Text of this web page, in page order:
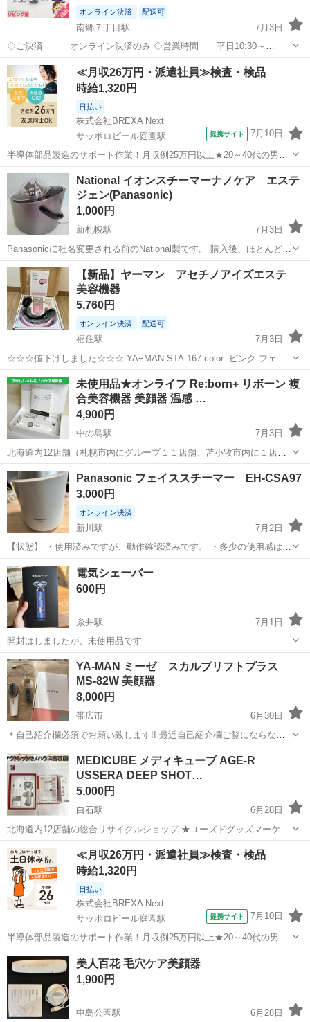
オンライン決済 配送可
南郷７丁目駅
7月3日
◇ご決済 オンライン決済のみ ◇営業時間 平日10:30～
17:30（土日祝休み） （その他季節休業あり） ◇引取
対応日 15時までの注文で最短2営業日以降 （一部商
品は予約制）...
北海道 札幌市 南郷７丁目駅 美容家電 カッター
≪月収26万円・派遣社員≫検査・検品
時給1,320円
日払い
株式会社BREXA Next
サッポロビール庭園駅
提携サイト 7月10日
半導体部品製造のサポート作業！月収例25万円以上★20～40代の男女
活躍中！座り作業！空調完備なので1年中快適作業◎マイカー通勤OK
＆無料駐車場あり★作業着無償貸与◎《北海道恵庭市》 人気の工場の
お仕事 ◇半導体部品製造作...
北海道 恵庭市 サッポロビール庭園駅 その他
National イオンスチーマーナノケア エステ
ジェン(Panasonic)
1,000円
新札幌駅
7月3日
Panasonicに社名変更される前のNational製です。 購入後、ほとんど使
用せず棚に保管していました。 断捨離のため出品します。 2026年7月
3日に動作確認を行い、スチームが出ることを確認しました。（写真を
ご確認く...
北海道 札幌市 新札幌駅
【新品】ヤーマン アセチノアイズエステ
美容機器
5,760円
オンライン決済 配送可
福住駅
7月3日
☆☆☆値下げしました☆☆☆ YA−MAN STA-167 color: ピンク フェイ
スケア用途: 目もと フェイスケア電源タイプ: 交流式 マッサージ機能
(フェイスケア関連): マッサージ機能有 温冷機能: 温め機能 ...
北海道 札幌市 福住駅 美容家電
未使用品★オンライフ Re:born+ リボーン 複
合美容機器 美顔器 温感 …
4,900円
中の島駅
7月3日
北海道内12店舗（札幌市内にグループ１１店舗、苫小牧市内に１店
舗） 総合リサイクルショップ ★ユーズドグッズマーケット★ アウト
レットモノハウス平岸店です。 PayPay(ペイペイ)支払い対応！ -------
-...
北海道 札幌市 美容家電
Panasonic フェイススチーマー EH-CSA97
3,000円
オンライン決済
新川駅
7月2日
【状態】 ・使用済みですが、動作確認済みです。 ・多少の使用感はあ
りますが、問題なくお使いいただけます。 【付属品】 ・本体のみ（写
真に写っているものが全てです） 引っ越しのため出品します。 引き取
りに来ていただける方...
北海道 札幌市 新川駅
電気シェーバー
600円
糸井駅
7月1日
開封はしましたが、未使用品です
北海道 苫小牧市 美容家電 シェーバー
YA-MAN ミーゼ スカルプリフトプラス
MS-82W 美顔器
8,000円
帯広市
6月30日
＊自己紹介欄必須でお願い致します!! 最近自己紹介欄ご覧にならない
でご購入される方が多いので必ずご覧になって頂けますようお願い致
します。 ＊お値下げ交渉後金額修正したにも関わらず購入されない方
がいますが、購入意思のない方は...
北海道 帯広市 ミーゼ
MEDICUBE メディキューブ AGE-R
USSERA DEEP SHOT…
5,000円
白石駅
6月28日
北海道内12店舗の総合リサイクルショップ ★ユーズドグッズマーケッ
ト★ アウトレットモノハウス白石店 ※営業時間外のお問い合わせは
翌営業日に順次ご返答させていただきます。 営業時間 9:30～
19:30 ...
北海道 札幌市 白石駅 美容家電 ジェル
≪月収26万円・派遣社員≫検査・検品
時給1,320円
日払い
株式会社BREXA Next
サッポロビール庭園駅
提携サイト 7月10日
半導体部品製造のサポート作業！月収例25万円以上★20～40代の男女
活躍中！座り作業！空調完備なので1年中快適作業◎マイカー通勤OK
＆無料駐車場あり★作業着無償貸与◎《北海道恵庭市》 人気の工場の
お仕事 ◇半導体部品製造作...
北海道 恵庭市 サッポロビール庭園駅
美人百花 毛穴ケア美顔器
1,900円
中島公園駅 6月28日